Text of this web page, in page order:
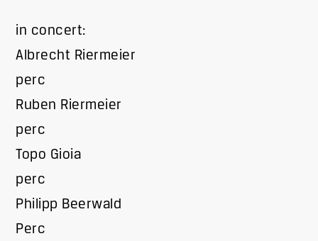
in concert:
Albrecht Riermeier
perc
Ruben Riermeier
perc
Topo Gioia
perc
Philipp Beerwald
Perc